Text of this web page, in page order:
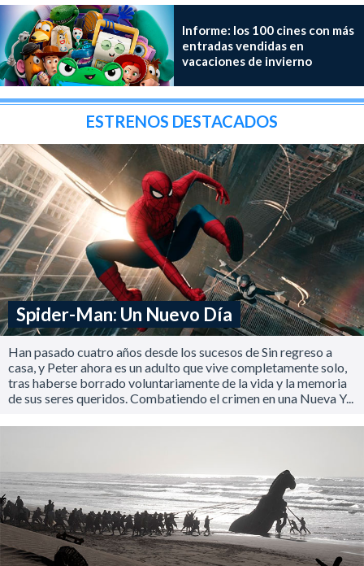
Informe: los 100 cines con más
entradas vendidas en
vacaciones de invierno
ESTRENOS DESTACADOS
Spider-Man: Un Nuevo Día
Han pasado cuatro años desde los sucesos de Sin regreso a
casa, y Peter ahora es un adulto que vive completamente solo,
tras haberse borrado voluntariamente de la vida y la memoria
de sus seres queridos. Combatiendo el crimen en una Nueva Y...